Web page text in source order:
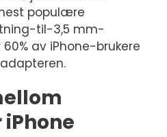
populære
til-3,5 mm-
av iPhone-brukere